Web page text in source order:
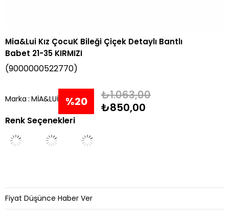
Mia&Lui Kız ÇocuK Bileği Çiçek Detaylı Bantlı
Babet 21-35 KIRMIZI
(9000000522770)
Marka : MİA&LUİ %20
İndirim
₺1.063,00
₺850,00
Renk Seçenekleri
Fiyat Düşünce Haber Ver